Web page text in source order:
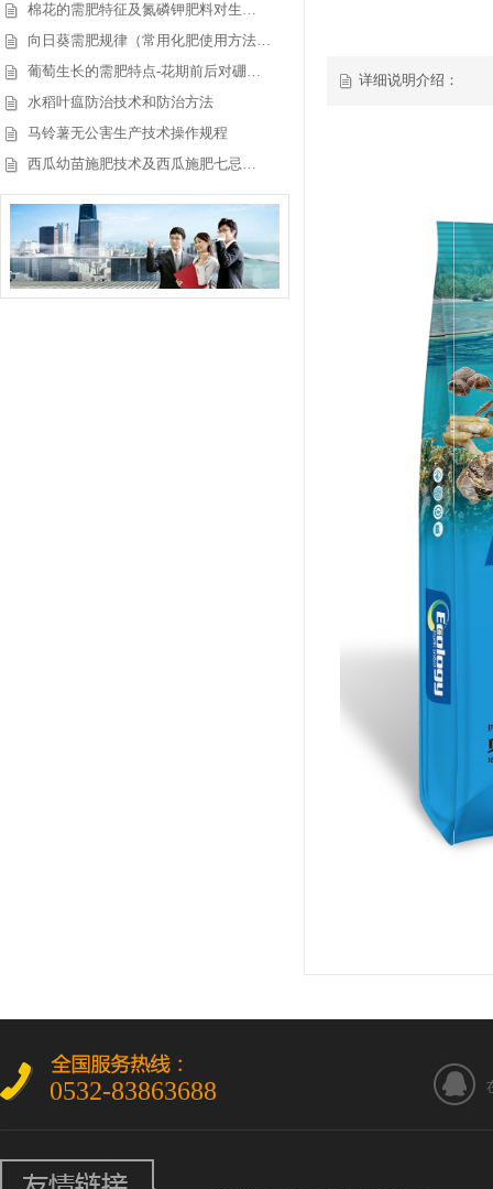
棉花的需肥特征及氮磷钾肥料对生…
向日葵需肥规律（常用化肥使用方法…
葡萄生长的需肥特点-花期前后对硼…
水稻叶瘟防治技术和防治方法
马铃薯无公害生产技术操作规程
西瓜幼苗施肥技术及西瓜施肥七忌…
详细说明介绍：
0532-83863688